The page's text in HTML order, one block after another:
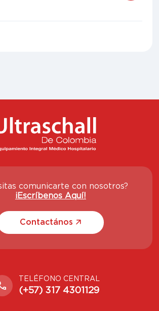
comunicarte con nosotros?
¡Escríbenos Aquí!
Contactános
TELÉFONO CENTRAL
(+57) 317 4301129